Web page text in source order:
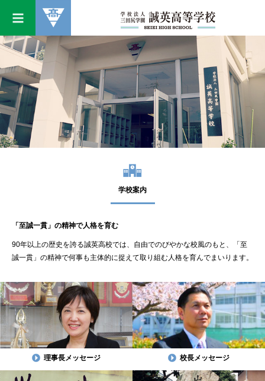
学校案内
「至誠一貫」の精神で人格を育む
90年以上の歴史を誇る誠英高校では、自由でのびやかな校風のもと、「至
誠一貫」の精神で何事も主体的に捉えて取り組む人格を育んでまいります。
理事長メッセージ 校長メッセージ